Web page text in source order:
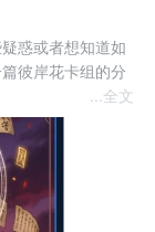
（对战引导与牌
惑或者想知道如
彼岸花卡组的分
触发、以及从墓
成最终的胜利。
的核心之一。墓
全文